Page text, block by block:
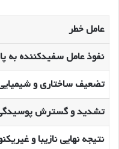
عامل خطر
نفوذ عامل سفیدکننده به
تضعیف ساختاری و
تشدید و گسترش
نتیجه نهایی نازیبا و